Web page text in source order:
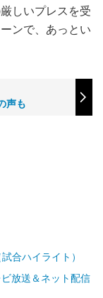
しいプレスを受
ンで、あっとい
声も
合ハイライト）
放送＆ネット配信